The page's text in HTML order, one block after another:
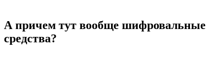
А причем тут вообще шифровальные
средства?